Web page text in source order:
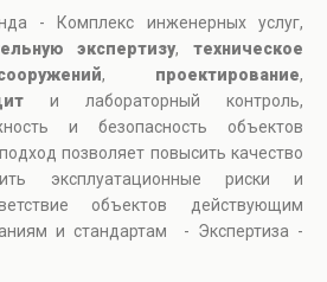
- Комплекс инженерных услуг,
экспертизу,техническое
, проектирование,
и лабораторный контроль,
и безопасность объектов
позволяет повысить качество
эксплуатационные риски и
объектов действующим
и стандартам - Экспертиза -